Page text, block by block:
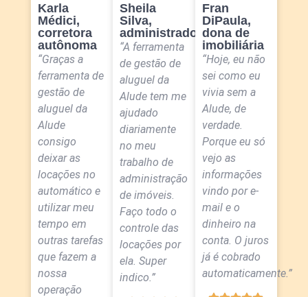
Karla
Médici,
corretora
autônoma
“Graças a
ferramenta de
gestão de
aluguel da
Alude
consigo
deixar as
locações no
automático e
utilizar meu
tempo em
outras tarefas
que fazem a
nossa
operação
Sheila
Silva,
administradora
“A ferramenta
de gestão de
aluguel da
Alude tem me
ajudado
diariamente
no meu
trabalho de
administração
de imóveis.
Faço todo o
controle das
locações por
ela. Super
indico.”
Fran
DiPaula,
dona de
imobiliária
“Hoje, eu não
sei como eu
vivia sem a
Alude, de
verdade.
Porque eu só
vejo as
informações
vindo por e-
mail e o
dinheiro na
conta. O juros
já é cobrado
automaticamente.”